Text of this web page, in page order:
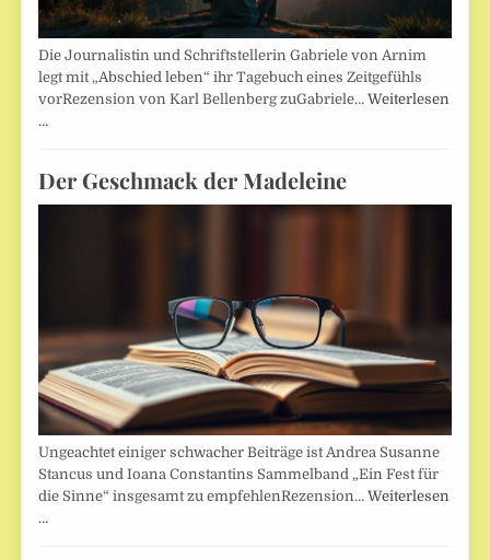
Die Journalistin und Schriftstellerin Gabriele von Arnim
legt mit „Abschied leben“ ihr Tagebuch eines Zeitgefühls
vorRezension von Karl Bellenberg zuGabriele…Weiterlesen
…
Der Geschmack der Madeleine
Ungeachtet einiger schwacher Beiträge ist Andrea Susanne
Stancus und Ioana Constantins Sammelband „Ein Fest für
die Sinne“ insgesamt zu empfehlenRezension…Weiterlesen
…